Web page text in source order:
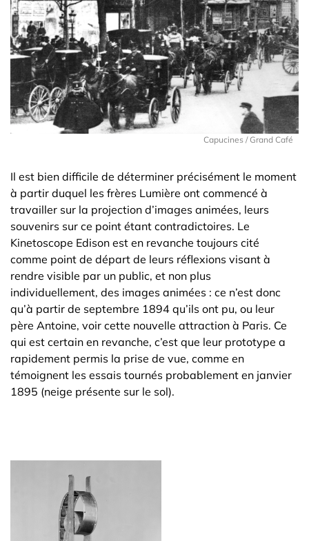
Capucines / Grand Café
Il est bien difficile de déterminer précisément le moment
à partir duquel les frères Lumière ont commencé à
travailler sur la projection d’images animées, leurs
souvenirs sur ce point étant contradictoires. Le
Kinetoscope Edison est en revanche toujours cité
comme point de départ de leurs réflexions visant à
rendre visible par un public, et non plus
individuellement, des images animées : ce n’est donc
qu’à partir de septembre 1894 qu’ils ont pu, ou leur
père Antoine, voir cette nouvelle attraction à Paris. Ce
qui est certain en revanche, c’est que leur prototype a
rapidement permis la prise de vue, comme en
témoignent les essais tournés probablement en janvier
1895 (neige présente sur le sol).